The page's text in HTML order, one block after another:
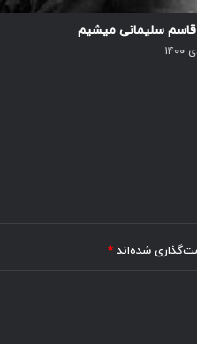
سلیمانی میشیم
شده‌اند *